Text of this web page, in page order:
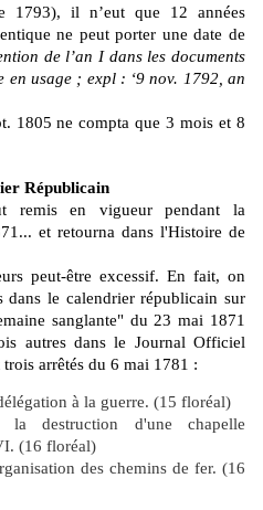
1793), il n’eut que 12 années
ne peut porter une date de
de l’an I dans les documents
en usage ; expl : ‘9 nov. 1792, an
1805 ne compta que 3 mois et 8
Républicain
remis en vigueur pendant la
et retourna dans l'Histoire de
peut-être excessif. En fait, on
dans le calendrier républicain sur
sanglante" du 23 mai 1871
autres dans le Journal Officiel
arrêtés du 6 mai 1781 :
à la guerre. (15 floréal)
la destruction d'une chapelle
(16 floréal)
des chemins de fer. (16